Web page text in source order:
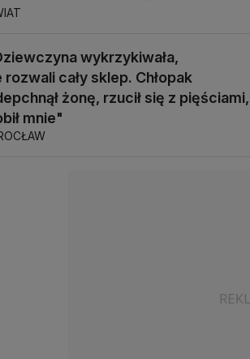
wykrzykiwała,
rozwali cały sklep. Chłopak
żonę, rzucił się z pięściami,
mnie"